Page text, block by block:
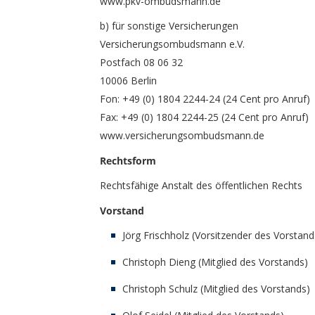
b) für sonstige Versicherungen
Versicherungsombudsmann e.V.
Postfach 08 06 32
10006 Berlin
Fon: +49 (0) 1804 2244-24 (24 Cent pro Anruf)
Fax: +49 (0) 1804 2244-25 (24 Cent pro Anruf)
www.versicherungsombudsmann.de
Rechtsform
Rechtsfähige Anstalt des öffentlichen Rechts
Vorstand
Jörg Frischholz (Vorsitzender des
Christoph Dieng (Mitglied des Vorstands)
Christoph Schulz (Mitglied des Vorstands)